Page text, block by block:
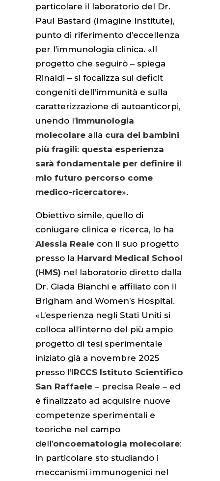
particolare il laboratorio del Dr.
Paul Bastard (Imagine Institute),
punto di riferimento d’eccellenza
per l’immunologia clinica. «Il
progetto che seguirò – spiega
Rinaldi – si focalizza sui deficit
congeniti dell’immunità e sulla
caratterizzazione di autoanticorpi,
unendo l’immunologia
molecolare alla cura dei bambini
più fragili: questa esperienza
sarà fondamentale per definire il
mio futuro percorso come
medico-ricercatore».
Obiettivo simile, quello di
coniugare clinica e ricerca, lo ha
Alessia Reale con il suo progetto
presso la Harvard Medical School
(HMS) nel laboratorio diretto dalla
Dr. Giada Bianchi e affiliato con il
Brigham and Women’s Hospital.
«L’esperienza negli Stati Uniti si
colloca all’interno del più ampio
progetto di tesi sperimentale
iniziato già a novembre 2025
presso l’IRCCS Istituto Scientifico
San Raffaele – precisa Reale – ed
è finalizzato ad acquisire nuove
competenze sperimentali e
teoriche nel campo
dell’oncoematologia molecolare:
in particolare sto studiando i
meccanismi immunogenici nel